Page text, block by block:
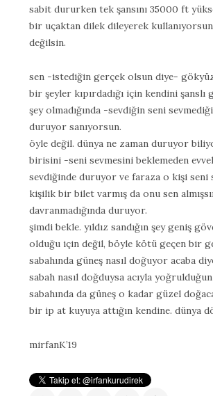
sabit dururken tek şansını 35000 ft
bir uçaktan dilek dileyerek
değilsin.
sen -istediğin gerçek olsun diye-
bir şeyler kıpırdadığı için kendini
şey olmadığında -sevdiğin seni
duruyor sanıyorsun.
öyle değil. dünya ne zaman duruyor
birisini -seni sevmesini beklemeden
sevdiğinde duruyor ve faraza o kişi seni
kişilik bir bilet varmış da onu sen
davranmadığında duruyor.
şimdi bekle. yıldız sandığın şey geniş
olduğu için değil, böyle kötü geçen bir
sabahında güneş nasıl doğuyor acaba
sabah nasıl doğduysa acıyla
sabahında da güneş o kadar güzel
bir ip at kuyuya attığın kendine. dünya
mirfanK’19